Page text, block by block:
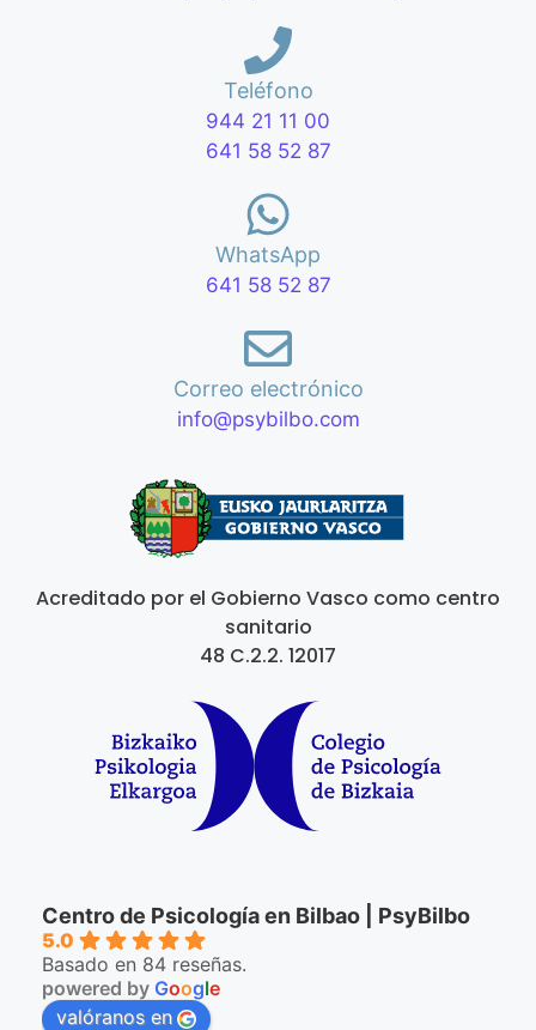
Teléfono
944 21 11 00
641 58 52 87
WhatsApp
641 58 52 87
Correo electrónico
info@psybilbo.com
Acreditado por el Gobierno Vasco como centro
sanitario
48 C.2.2. 12017
Centro de Psicología en Bilbao | PsyBilbo
5.0
Basado en 84 reseñas.
powered by Google
valóranos en